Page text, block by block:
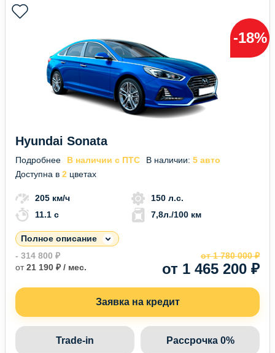
-18%
Hyundai Sonata
Подробнее В наличии с ПТС В наличии: 5 авто
Доступна в 2 цветах
205 км/ч
150 л.с.
11.1 c
7,8л./100 км
Полное описание
- 314 800 ₽
от21 190 ₽ / мес. от 1 465 200 ₽
от 1 780 000 ₽
Заявка на кредит
Trade-in Рассрочка 0%